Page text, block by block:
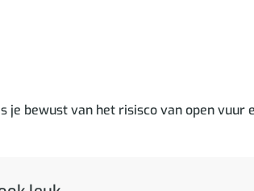
je bewust van het risisco van open